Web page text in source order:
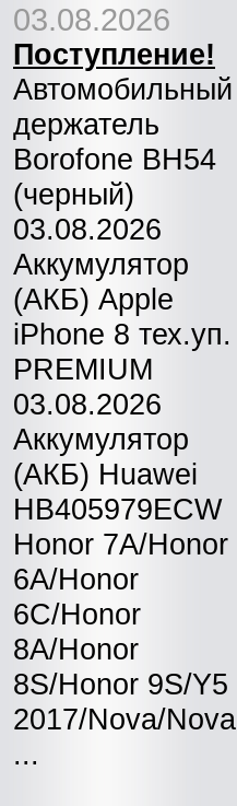
03.08.2026
Поступление!
Автомобильный
держатель
Borofone BH54
(черный)
03.08.2026
Аккумулятор
(АКБ) Apple
iPhone 8 тех.уп.
PREMIUM
03.08.2026
Аккумулятор
(АКБ) Huawei
HB405979ECW
Honor 7A/Honor
6A/Honor
6C/Honor
8A/Honor
8S/Honor 9S/Y5
2017/Nova/Nova
...